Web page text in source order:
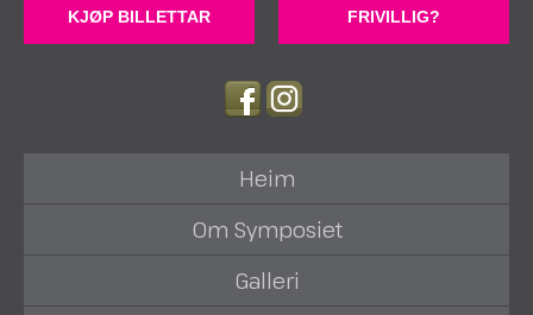
KJØP BILLETTAR FRIVILLIG?
Heim
Om Symposiet
Galleri